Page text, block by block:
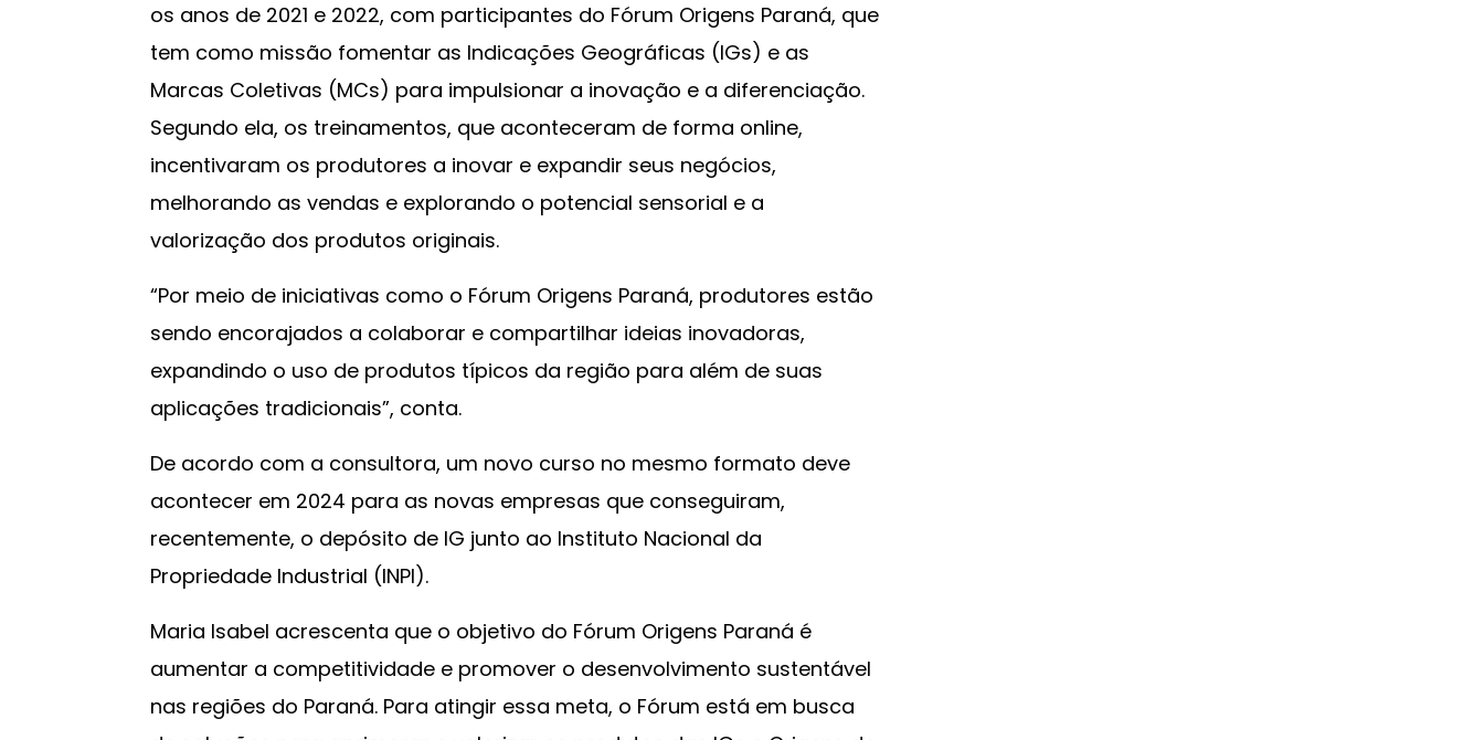
os anos de 2021 e 2022, com participantes do Fórum Origens Paraná, que
tem como missão fomentar as Indicações Geográficas (IGs) e as
Marcas Coletivas (MCs) para impulsionar a inovação e a diferenciação.
Segundo ela, os treinamentos, que aconteceram de forma online,
incentivaram os produtores a inovar e expandir seus negócios,
melhorando as vendas e explorando o potencial sensorial e a
valorização dos produtos originais.
“Por meio de iniciativas como o Fórum Origens Paraná, produtores estão
sendo encorajados a colaborar e compartilhar ideias inovadoras,
expandindo o uso de produtos típicos da região para além de suas
aplicações tradicionais”, conta.
De acordo com a consultora, um novo curso no mesmo formato deve
acontecer em 2024 para as novas empresas que conseguiram,
recentemente, o depósito de IG junto ao Instituto Nacional da
Propriedade Industrial (INPI).
Maria Isabel acrescenta que o objetivo do Fórum Origens Paraná é
aumentar a competitividade e promover o desenvolvimento sustentável
nas regiões do Paraná. Para atingir essa meta, o Fórum está em busca